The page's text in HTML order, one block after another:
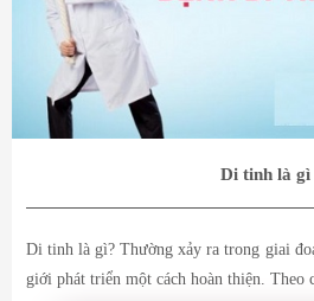
Di tinh là gì
Di tinh là gì? Thường xảy ra trong giai
giới phát triển một cách hoàn thiện. Theo